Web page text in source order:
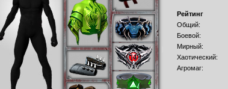
Рейтинг
Общий:
Боевой:
Мирный:
Хаотический:
Агромаг: